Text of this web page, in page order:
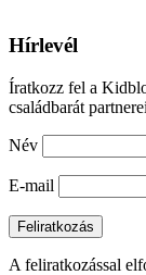
Hírlevél
Íratkozz fel a
családbarát
Név
E-mail
A feliratkozással